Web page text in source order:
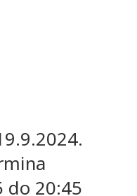
do 20:45